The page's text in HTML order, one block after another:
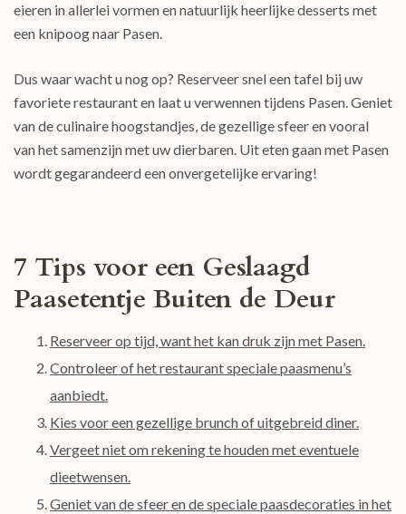
eieren in allerlei vormen en natuurlijk heerlijke desserts met
een knipoog naar Pasen.
Dus waar wacht u nog op? Reserveer snel een tafel bij uw
favoriete restaurant en laat u verwennen tijdens Pasen. Geniet
van de culinaire hoogstandjes, de gezellige sfeer en vooral
van het samenzijn met uw dierbaren. Uit eten gaan met Pasen
wordt gegarandeerd een onvergetelijke ervaring!
7 Tips voor een Geslaagd
Paasetentje Buiten de Deur
Reserveer op tijd, want het kan druk zijn met Pasen.
Controleer of het restaurant speciale paasmenu’s
aanbiedt.
Kies voor een gezellige brunch of uitgebreid diner.
Vergeet niet om rekening te houden met eventuele
dieetwensen.
Geniet van de sfeer en de speciale paasdecoraties in het